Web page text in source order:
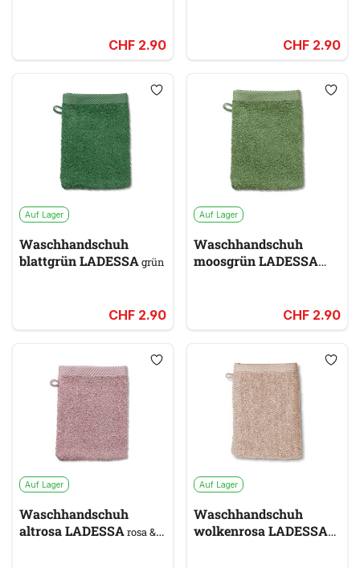
CHF 2.90 CHF 2.90
Auf Lager
Waschhandschuh
blattgrün LADESSAgrün
CHF 2.90
Auf Lager
Waschhandschuh
moosgrün LADESSA
CHF 2.90
Auf Lager
Waschhandschuh
altrosa LADESSArosa &
Auf Lager
Waschhandschuh
wolkenrosa LADESSA